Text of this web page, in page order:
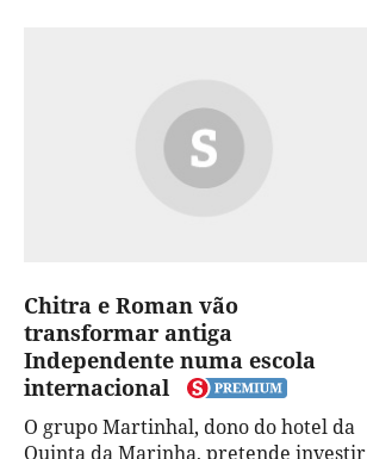
Chitra e Roman vão
transformar antiga
Independente numa escola
internacional
O grupo Martinhal, dono do hotel da
Quinta da Marinha, pretende investir